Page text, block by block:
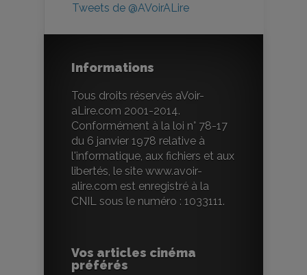
Tweets de @AVoirALire
Informations
Tous droits réservés aVoir-
aLire.com 2001-2014.
Conformément à la loi n° 78-17
du 6 janvier 1978 relative à
l'informatique, aux fichiers et aux
libertés, le site www.avoir-
alire.com est enregistré à la
CNIL sous le numéro : 1033111.
Vos articles cinéma
préférés